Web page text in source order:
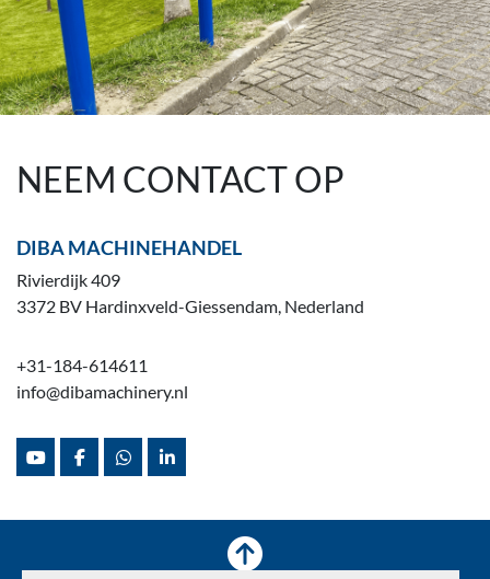
NEEM CONTACT OP
DIBA MACHINEHANDEL
Rivierdijk 409
3372 BV Hardinxveld-Giessendam, Nederland
+31-184-614611
info@dibamachinery.nl
youtubefacebookwhatsapplinkedin